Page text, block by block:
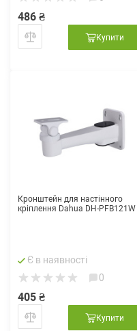
486 ₴
Купити
Кронштейн для настінного
кріплення Dahua DH-PFB121W
Є в наявності
0
405 ₴
Купити